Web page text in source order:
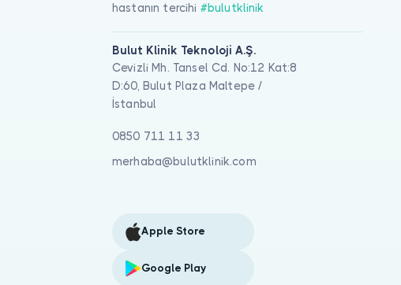
hastanın tercihi #bulutklinik
Bulut Klinik Teknoloji A.Ş.
Cevizli Mh. Tansel Cd. No:12 Kat:8
D:60, Bulut Plaza Maltepe /
İstanbul
0850 711 11 33
merhaba@bulutklinik.com
Apple Store
Google Play